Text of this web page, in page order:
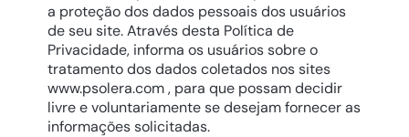
a proteção dos dados pessoais dos usuários
de seu site. Através desta Política de
Privacidade, informa os usuários sobre o
tratamento dos dados coletados nos sites
www.psolera.com, para que possam decidir
livre e voluntariamente se desejam fornecer as
informações solicitadas.